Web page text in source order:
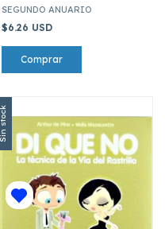
SEGUNDO ANUARIO
$6.26 USD
Sin stock